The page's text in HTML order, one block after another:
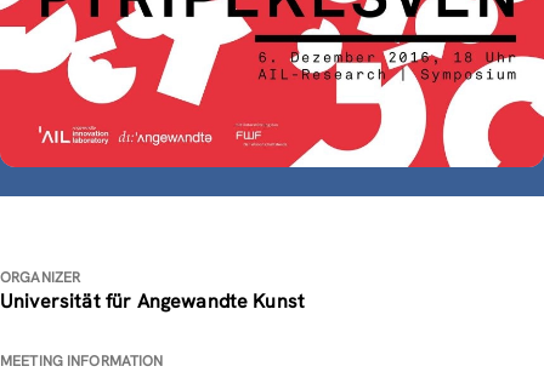
ORGANIZER
Universität für Angewandte Kunst
MEETING INFORMATION